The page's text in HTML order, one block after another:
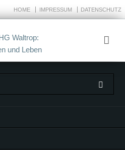
HOME IMPRESSUM DATENSCHUTZ